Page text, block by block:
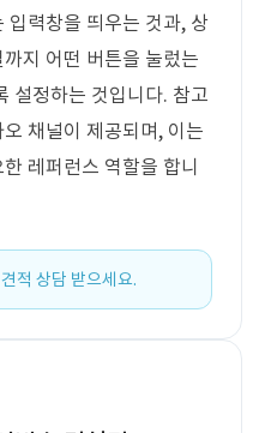
입력창을 띄우는 것과, 상
지 어떤 버튼을 눌렀는
설정하는 것입니다. 참고
채널이 제공되며, 이는
레퍼런스 역할을 합니
적 상담 받으세요.